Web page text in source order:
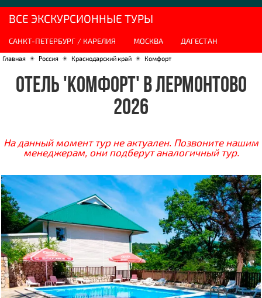
ВСЕ ЭКСКУРСИОННЫЕ ТУРЫ
САНКТ-ПЕТЕРБУРГ / КАРЕЛИЯ МОСКВА ДАГЕСТАН
Главная ☀ Россия ☀ Краснодарский край ☀ Комфорт
ОТЕЛЬ 'КОМФОРТ' В ЛЕРМОНТОВО
2026
На данный момент тур не актуален. Позвоните нашим
менеджерам, они подберут аналогичный тур.